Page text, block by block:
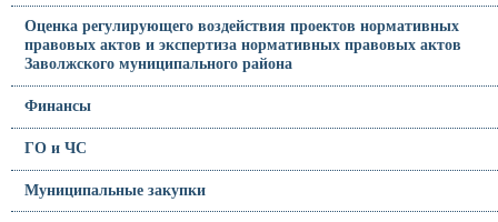
Оценка регулирующего воздействия проектов нормативных
правовых актов и экспертиза нормативных правовых актов
Заволжского муниципального района
Финансы
ГО и ЧС
Муниципальные закупки